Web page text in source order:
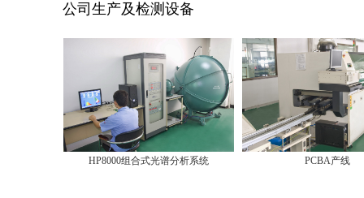
公司生产及检测设备
HP8000组合式光谱分析系统 PCBA产线